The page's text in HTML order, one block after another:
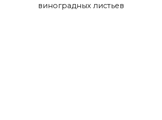
виноградных листьев